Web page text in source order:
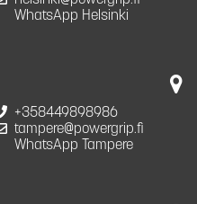
WhatsApp Helsinki
+358449898986
tampere@powergrip.fi
WhatsApp Tampere